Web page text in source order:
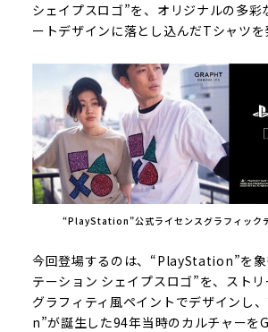
シェイプスロゴ”を、オリジナルの多彩
ートデザインに落とし込んだTシャツを
“PlayStation”公式ライセンスグラフィック
今回登場するのは、“PlayStation”を
テーション シェイプスロゴ”を、スト
グラフィティ風ペイントでデザインし
n”が誕生した94年当時のカルチャーを